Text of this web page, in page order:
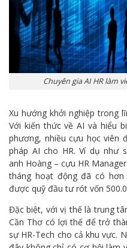
Chuyên gia AI HR làm
Xu hướng khởi nghiệp trong
Với kiến thức về AI và hiểu
phương, nhiều cựu học viên
pháp AI cho HR. Ví dụ như
anh Hoàng – cựu HR
tháng hoạt động đã có hơn
được quỹ đầu tư rót vốn
Đặc biệt, với vị thế là trung
Cần Thơ có lợi thế để trở
sự HR-Tech cho cả khu vực.